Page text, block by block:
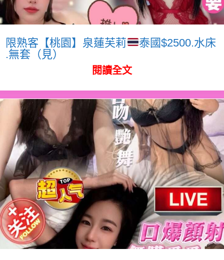
限熟客【桃園】泉蓮芙莉
泰國$2500.水床
.無套（見）
閱讀全文